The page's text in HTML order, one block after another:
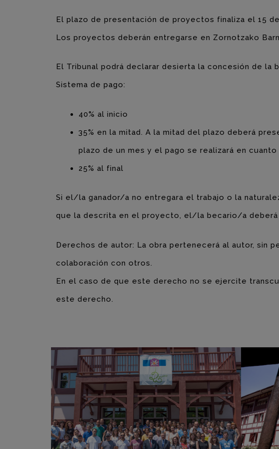
El plazo de presentación de proyectos finaliza el 15 de
Los proyectos deberán entregarse en Zornotzako
El Tribunal podrá declarar desierta la concesión de
Sistema de pago:
40% al inicio
35% en la mitad. A la mitad del plazo deberá
plazo de un mes y el pago se realizará en
25% al final
Si el/la ganador/a no entregara el trabajo o la
que la descrita en el proyecto, el/la becario/a deberá
Derechos de autor: La obra pertenecerá al autor, sin
colaboración con otros.
En el caso de que este derecho no se ejercite
este derecho.